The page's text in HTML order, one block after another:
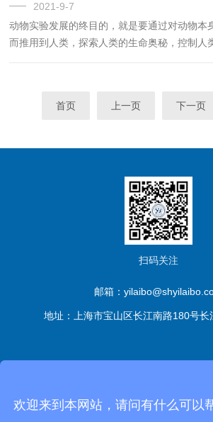
2021-9-7
动物实验发展的终目的，就是要通过对动物本
而推用到人类，探索人类的生命奥秘，控制人
首页 上一页 下一页
扫码关注
邮箱：
地址：上海市宝山区长江南路180号长
欢迎来到本网站，请问有什么可以